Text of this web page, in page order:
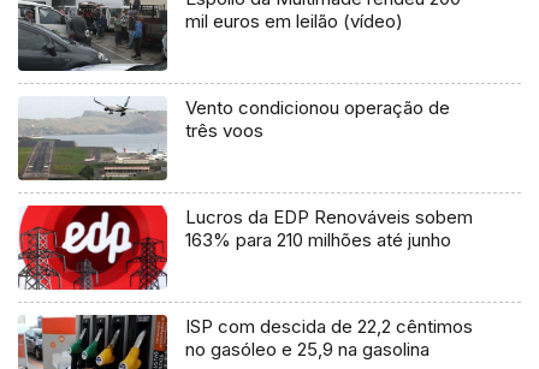
mil euros em leilão (vídeo)
Vento condicionou operação de
três voos
Lucros da EDP Renováveis sobem
163% para 210 milhões até junho
ISP com descida de 22,2 cêntimos
no gasóleo e 25,9 na gasolina